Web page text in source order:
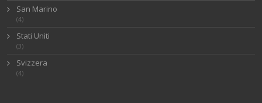
San Marino
(4)
Stati Uniti
(3)
Svizzera
(4)